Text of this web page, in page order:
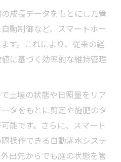
成長データをもとにした管
動制御など、スマートホー
す。これにより、従来の経
に基づく効率的な維持管理
土壌の状態や日照量をリア
タをもとに剪定や施肥のタ
能です。さらに、スマート
操作できる自動灌水システ
出先からでも庭の状態を管